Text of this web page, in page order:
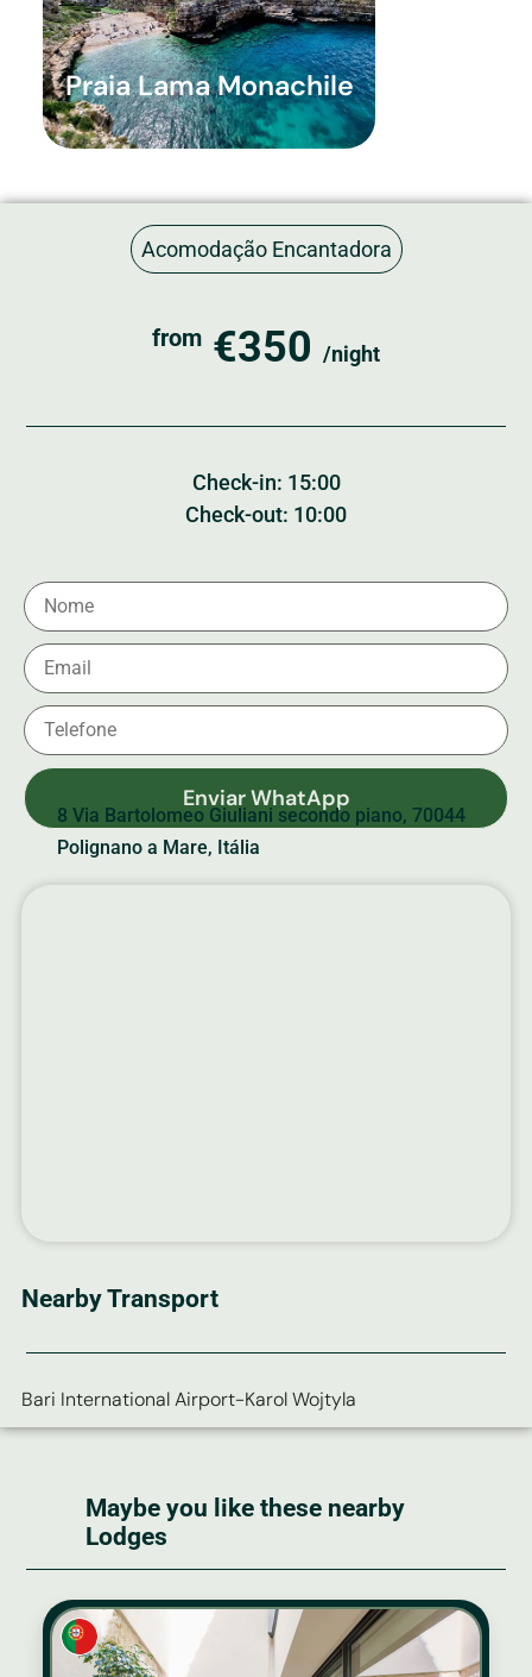
Praia Lama Monachile
Acomodação Encantadora
from €350 /night
Check-in: 15:00
Check-out: 10:00
Enviar WhatApp
8 Via Bartolomeo Giuliani secondo piano, 70044
Polignano a Mare, Itália
Nearby Transport
Bari International Airport-Karol Wojtyla
Maybe you like these nearby
Lodges